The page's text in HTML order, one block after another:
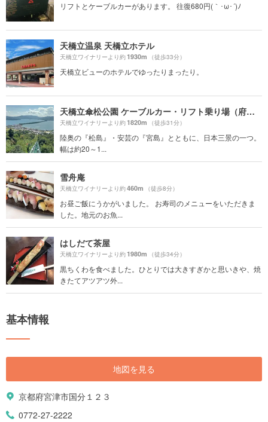
リフトとケーブルカーがあります。 往復680円(｀･ω･´)ﾉ
天橋立温泉 天橋立ホテル
天橋立ワイナリーより約1930m （徒歩33分）
天橋立ビューのホテルでゆったりまったり。
天橋立傘松公園 ケーブルカー・リフト乗り場（府中駅）
天橋立ワイナリーより約1820m （徒歩31分）
陸奥の『松島』・安芸の『宮島』とともに、日本三景の一つ。
幅は約20～1...
雪舟庵
天橋立ワイナリーより約460m （徒歩8分）
お昼ご飯にうかがいました。 お寿司のメニューをいただきま
した。地元のお魚...
はしだて茶屋
天橋立ワイナリーより約1980m （徒歩34分）
黒ちくわを食べました。ひとりでは大きすぎかと思いきや、焼
きたてアツアツ外...
基本情報
地図を見る
京都府宮津市国分１２３
0772-27-2222